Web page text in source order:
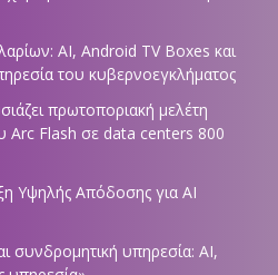
AI, Android TV Boxes και
του κυβερνοεγκλήματος
πρωτοποριακή μελέτη
Arc Flash σε data centers 800
Υψηλής Απόδοσης για AI
συνδρομητική υπηρεσία: AI,